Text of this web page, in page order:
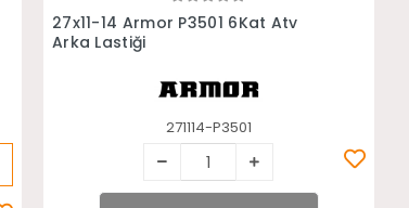
Stokta Yok
27x11-14 Armor P3501 6Kat Atv
Arka Lastiği
271114-P3501